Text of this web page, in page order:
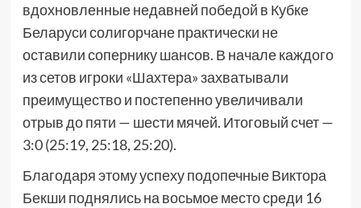
вдохновленные недавней победой в Кубке
Беларуси солигорчане практически не
оставили сопернику шансов. В начале каждого
из сетов игроки «Шахтера» захватывали
преимущество и постепенно увеличивали
отрыв до пяти — шести мячей. Итоговый счет —
3:0 (25:19, 25:18, 25:20).
Благодаря этому успеху подопечные Виктора
Бекши поднялись на восьмое место среди 16